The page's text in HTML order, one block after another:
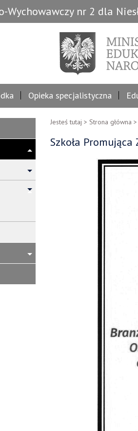
Wychowawczy nr 2 dla
Opieka specjalistyczna
Jesteś tutaj > Strona główna >
Szkoła